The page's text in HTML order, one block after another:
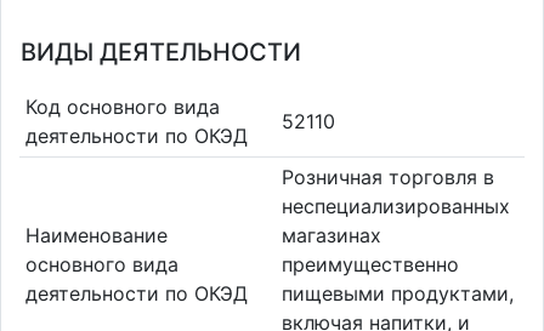
ВИДЫ ДЕЯТЕЛЬНОСТИ
Код основного вида
деятельности по ОКЭД
52110
Наименование
основного вида
деятельности по ОКЭД
Розничная торговля в
неспециализированных
магазинах
преимущественно
пищевыми продуктами,
включая напитки, и